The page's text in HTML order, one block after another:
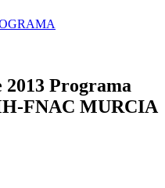
2013 Programa
FNAC MURCIA